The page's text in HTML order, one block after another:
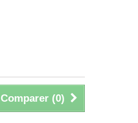
Comparer (0)